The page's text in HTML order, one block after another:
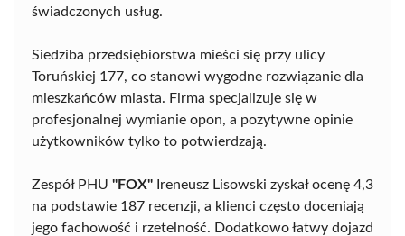
świadczonych usług.
Siedziba przedsiębiorstwa mieści się przy ulicy
Toruńskiej 177, co stanowi wygodne rozwiązanie dla
mieszkańców miasta. Firma specjalizuje się w
profesjonalnej wymianie opon, a pozytywne opinie
użytkowników tylko to potwierdzają.
Zespół PHU "FOX" Ireneusz Lisowski zyskał ocenę 4,3
na podstawie 187 recenzji, a klienci często doceniają
jego fachowość i rzetelność. Dodatkowo łatwy dojazd